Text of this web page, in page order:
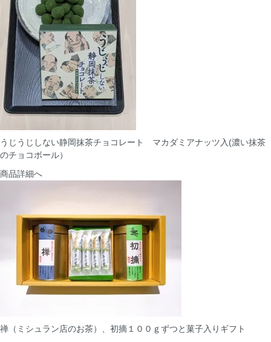
うじうじしない静岡抹茶チョコレート マカダミアナッツ入(濃い抹茶
のチョコボール）
商品詳細へ
禅（ミシュラン店のお茶）、初摘１００ｇずつと菓子入りギフト